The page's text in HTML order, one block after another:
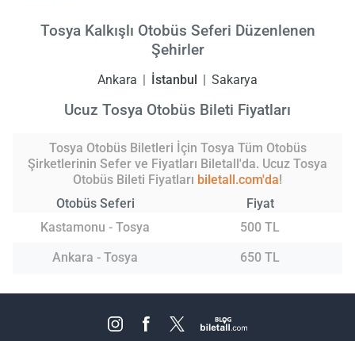
Tosya Kalkışlı Otobüs Seferi Düzenlenen
Şehirler
Ankara İstanbul Sakarya
Ucuz Tosya Otobüs Bileti Fiyatları
Tosya Otobüs Biletleri İçin Tosya Tüm Otobüs
Şirketlerinin Sefer ve Fiyatları Biletall'da. Ucuz Tosya
Otobüs Bileti Fiyatları biletall.com'da!
Otobüs Seferi
Fiyat
Kastamonu - Tosya
500 TL
Ankara - Tosya
650 TL